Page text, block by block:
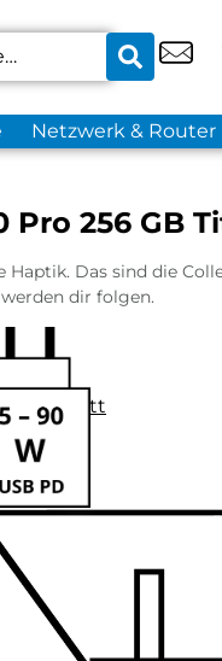
Netzwerk & Router
256 GB
Haptik. Das sind die
dir folgen.